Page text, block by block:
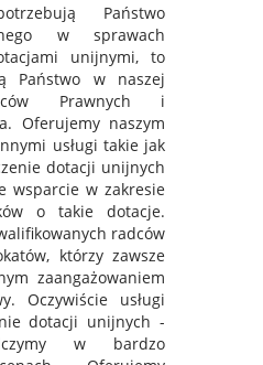
Państwo
w sprawach
unijnymi, to
Państwo w naszej
Prawnych i
Oferujemy naszym
usługi takie jak
dotacji unijnych
wsparcie w zakresie
o takie dotacje.
radców
którzy zawsze
zaangażowaniem
Oczywiście usługi
dotacji unijnych -
w bardzo